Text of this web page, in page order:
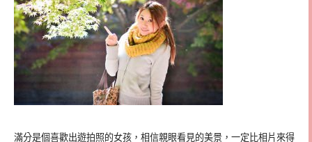
滿分是個喜歡出遊拍照的女孩，相信親眼看見的美景，一定比相片來得